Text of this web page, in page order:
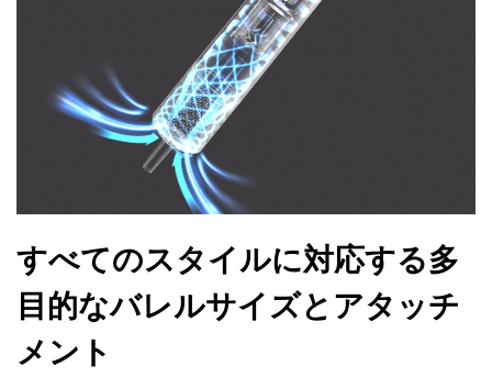
すべてのスタイルに対応する多
目的なバレルサイズとアタッチ
メント